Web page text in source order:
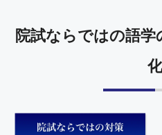
院試ならではの語
化